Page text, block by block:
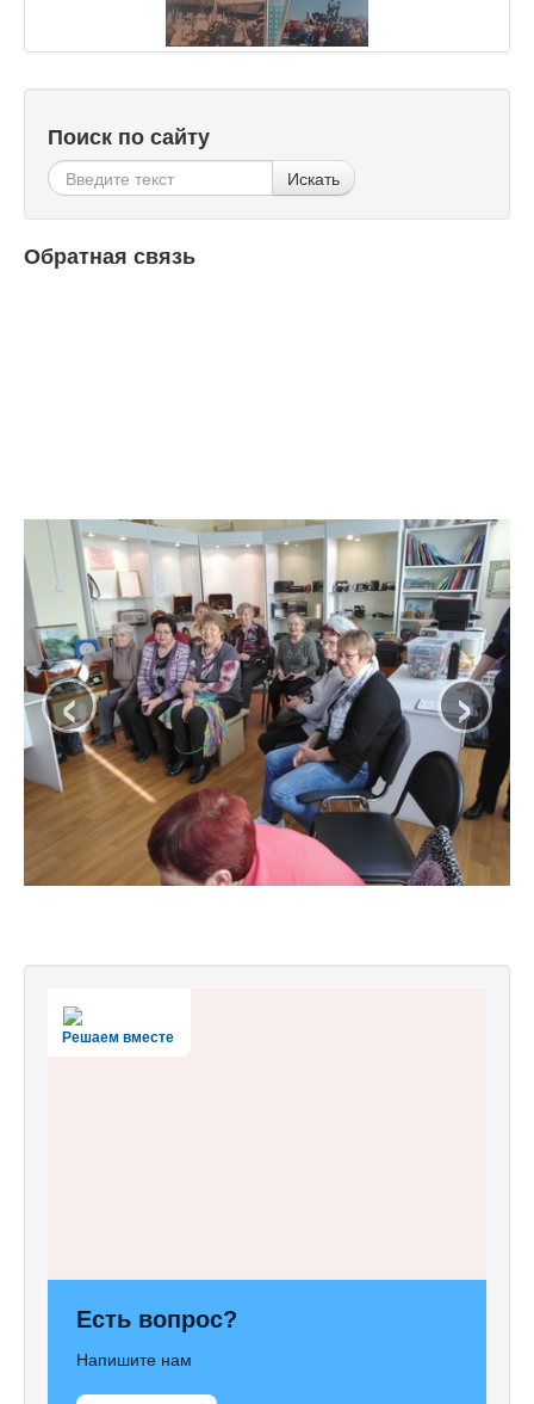
Поиск по сайту
Искать
Обратная связь
‹ ›
Решаем вместе
Есть вопрос?
Напишите нам